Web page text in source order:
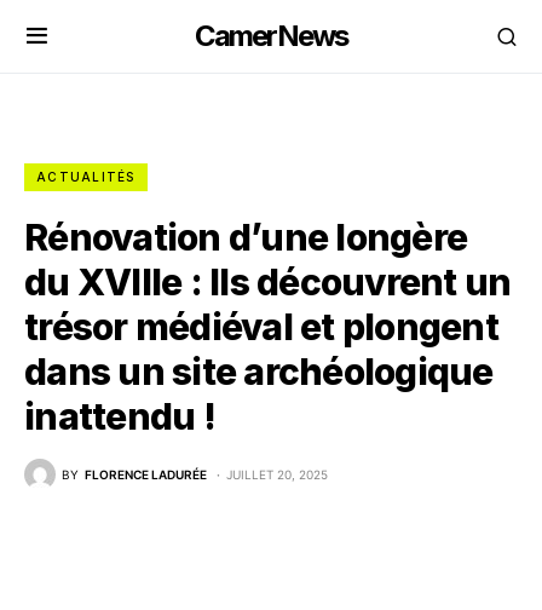
CamerNews
ACTUALITÉS
Rénovation d’une longère
du XVIIIe : Ils découvrent un
trésor médiéval et plongent
dans un site archéologique
inattendu !
BY FLORENCE LADURÉE JUILLET 20, 2025